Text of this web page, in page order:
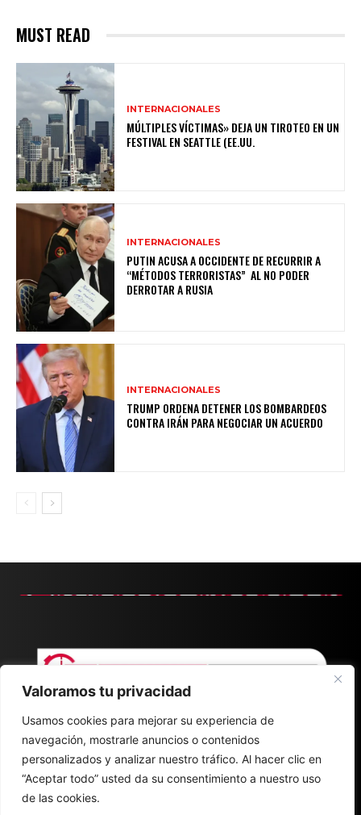
Valoramos tu privacidad
Usamos cookies para mejorar su experiencia de
navegación, mostrarle anuncios o contenidos
personalizados y analizar nuestro tráfico. Al hacer clic en
“Aceptar todo” usted da su consentimiento a nuestro uso
de las cookies.
MUST READ
INTERNACIONALES
MÚLTIPLES VÍCTIMAS» DEJA UN TIROTEO EN UN
FESTIVAL EN SEATTLE (EE.UU.
INTERNACIONALES
PUTIN ACUSA A OCCIDENTE DE RECURRIR A
“MÉTODOS TERRORISTAS” AL NO PODER
DERROTAR A RUSIA
INTERNACIONALES
TRUMP ORDENA DETENER LOS BOMBARDEOS
CONTRA IRÁN PARA NEGOCIAR UN ACUERDO